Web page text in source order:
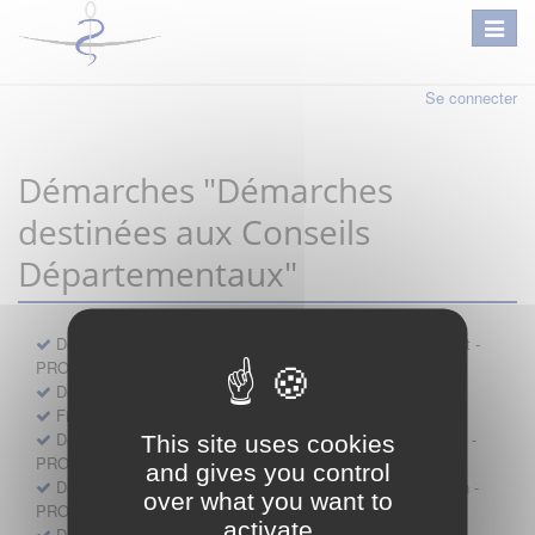
This site uses cookies
and gives you control
over what you want to
activate
Se connecter
Démarches "Démarches
destinées aux Conseils
Départementaux"
Déclaration préalable d'ouverture d'un lieu d'exercice distinct -
PROFESSIONNEL
Demande d'exemption de garde - PROFESSIONNEL
Fiche de signalement d'agression
Demande d’autorisation de se faire assister par un médecin -
PROFESSIONNEL
Demande d'autorisation de tenue de cabinet par un médecin -
PROFESSIONNEL